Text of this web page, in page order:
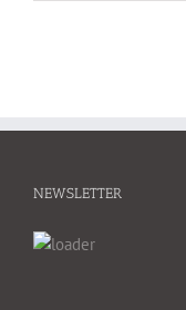
NEWSLETTER